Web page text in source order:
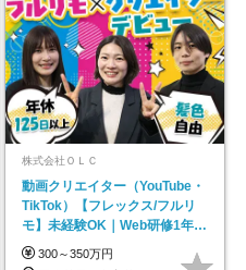
株式会社ＯＬＣ
動画クリエイター（YouTube・
TikTok）【フレックス/フルリ
モ】未経験OK｜Web研修1年間
｜副業OK
300～350万円